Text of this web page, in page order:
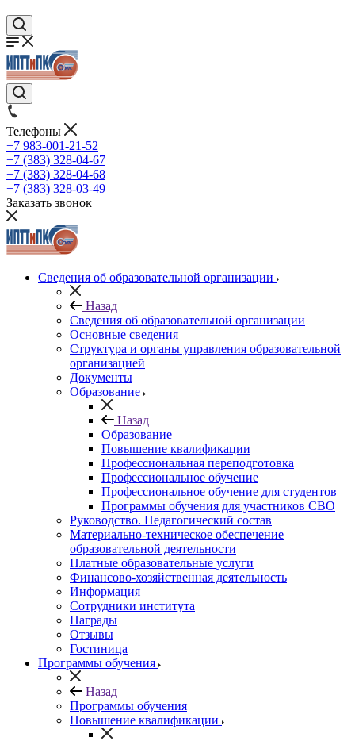
Телефоны
+7 983-001-21-52
+7 (383) 328-04-67
+7 (383) 328-04-68
+7 (383) 328-03-49
Заказать звонок
Сведения об образовательной организации
Назад
Сведения об образовательной организации
Основные сведения
Структура и органы управления образовательной
организацией
Документы
Образование
Назад
Образование
Повышение квалификации
Профессиональная переподготовка
Профессиональное обучение
Профессиональное обучение для студентов
Программы обучения для участников СВО
Руководство. Педагогический состав
Материально-техническое обеспечение
образовательной деятельности
Платные образовательные услуги
Финансово-хозяйственная деятельность
Информация
Сотрудники института
Награды
Отзывы
Гостиница
Программы обучения
Назад
Программы обучения
Повышение квалификации